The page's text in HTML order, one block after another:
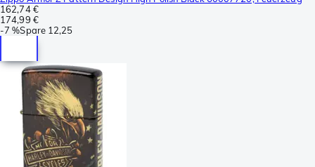
162,74 €
174,99 €
-7 %Spare 12,25